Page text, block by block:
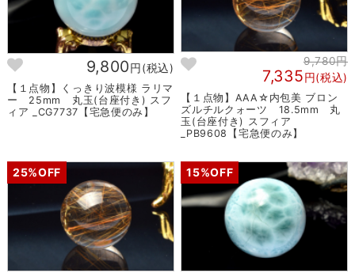
9,800円(税込)
【１点物】くっきり波模様 ラリマ
ー 25mm 丸玉(台座付き) スフ
ィア _CG7737【宅急便のみ】
9,780円
7,335円(税込)
【１点物】AAA☆内包美 ブロン
ズルチルクォーツ 18.5mm 丸
玉(台座付き) スフィア
_PB9608【宅急便のみ】
25%OFF 15%OFF